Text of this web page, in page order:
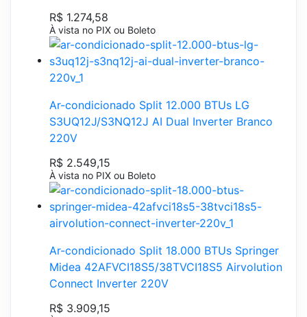
R$ 1.274,58
À vista no PIX ou Boleto
Ar-condicionado Split 12.000 BTUs LG
S3UQ12J/S3NQ12J AI Dual Inverter Branco
220V
R$ 2.549,15
À vista no PIX ou Boleto
Ar-condicionado Split 18.000 BTUs Springer
Midea 42AFVCI18S5/38TVCI18S5 Airvolution
Connect Inverter 220V
R$ 3.909,15